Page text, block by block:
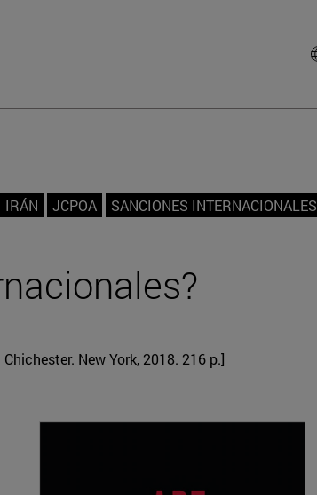
IRÁN JCPOA SANCIONES INTERNACIONALES
New York, 2018. 216 p.]